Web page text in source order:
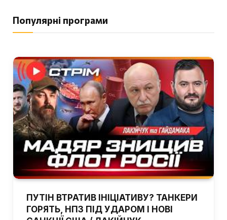
Популярні програми
ПУТІН ВТРАТИВ ІНІЦІАТИВУ? ТАНКЕРИ
ГОРЯТЬ, НПЗ ПІД УДАРОМ І НОВІ